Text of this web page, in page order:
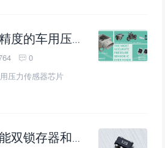
用压力传感器芯片
0
压力传感器芯片
存器和开关芯片